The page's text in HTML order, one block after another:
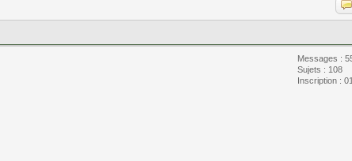
Messages :
Sujets : 108
Inscription :